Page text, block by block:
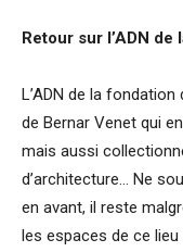
Retour sur l’ADN de
L’ADN de la fondation
de Bernar Venet qui
mais aussi
d’architecture… Ne
en avant, il reste
les espaces de ce